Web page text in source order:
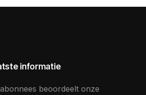
informatie
beoordeelt onze